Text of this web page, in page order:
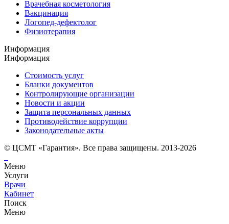
Врачебная косметология
Вакцинация
Логопед-дефектолог
Физиотерапия
Информация
Информация
Стоимость услуг
Бланки документов
Контролирующие организации
Новости и акции
Защита персональных данных
Противодействие коррупции
Законодательные акты
© ЦСМТ «Гарантия». Все права защищены. 2013-2026
Меню
Услуги
Врачи
Кабинет
Поиск
Меню